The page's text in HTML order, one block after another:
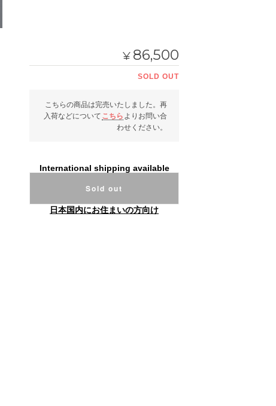
¥ 86,500
SOLD OUT
こちらの商品は完売いたしました。再
入荷などについて こちら よりお問い合
わせください。
International shipping available
Sold out
日本国内にお住まいの方向け